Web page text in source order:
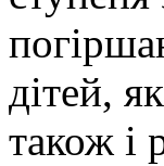
дітей,
також і